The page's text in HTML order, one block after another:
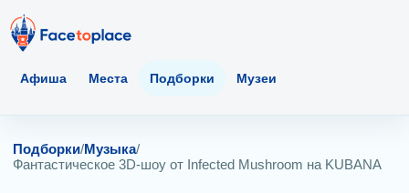
Афиша Места Подборки Музеи
Подборки/Музыка/
Фантастическое 3D-шоу от Infected Mushroom на KUBANA